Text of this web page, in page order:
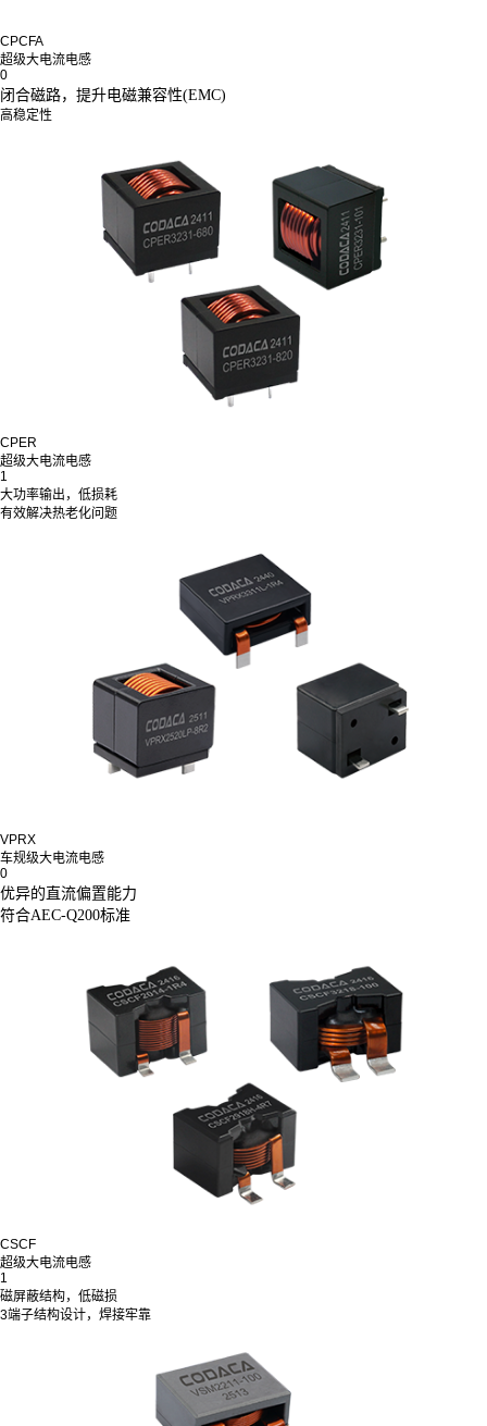
CPCFA
超级大电流电感
0
闭合磁路， 提升电磁兼容性(EMC)
高稳定性
CPER
超级大电流电感
1
大功率输出，低损耗
有效解决热老化问题
VPRX
车规级大电流电感
0
优异的直流偏置能力
符合AEC-Q200标准
CSCF
超级大电流电感
1
磁屏蔽结构，低磁损
3端子结构设计，焊接牢靠